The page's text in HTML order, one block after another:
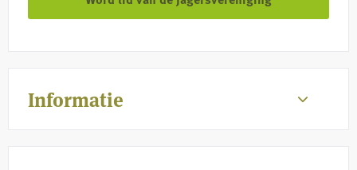
Informatie